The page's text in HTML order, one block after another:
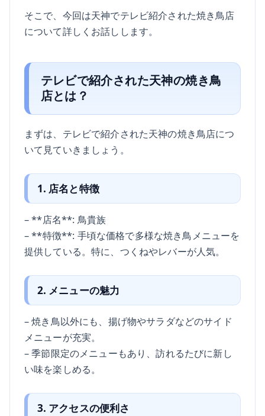
そこで、今回は天神でテレビ紹介された焼き鳥店
について詳しくお話しします。
テレビで紹介された天神の焼き鳥
店とは？
まずは、テレビで紹介された天神の焼き鳥店につ
いて見ていきましょう。
1. 店名と特徴
– **店名**: 鳥貴族
– **特徴**: 手頃な価格で多様な焼き鳥メニューを
提供している。特に、つくねやレバーが人気。
2. メニューの魅力
– 焼き鳥以外にも、揚げ物やサラダなどのサイド
メニューが充実。
– 季節限定のメニューもあり、訪れるたびに新し
い味を楽しめる。
3. アクセスの便利さ